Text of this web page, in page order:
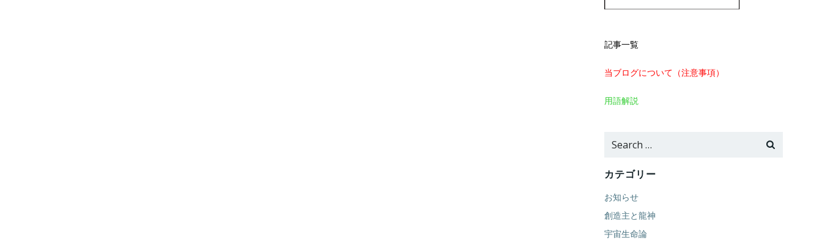
記事一覧
当ブログについて（注意事項）
用語解説
Search
カテゴリー
お知らせ
創造主と龍神
宇宙生命論